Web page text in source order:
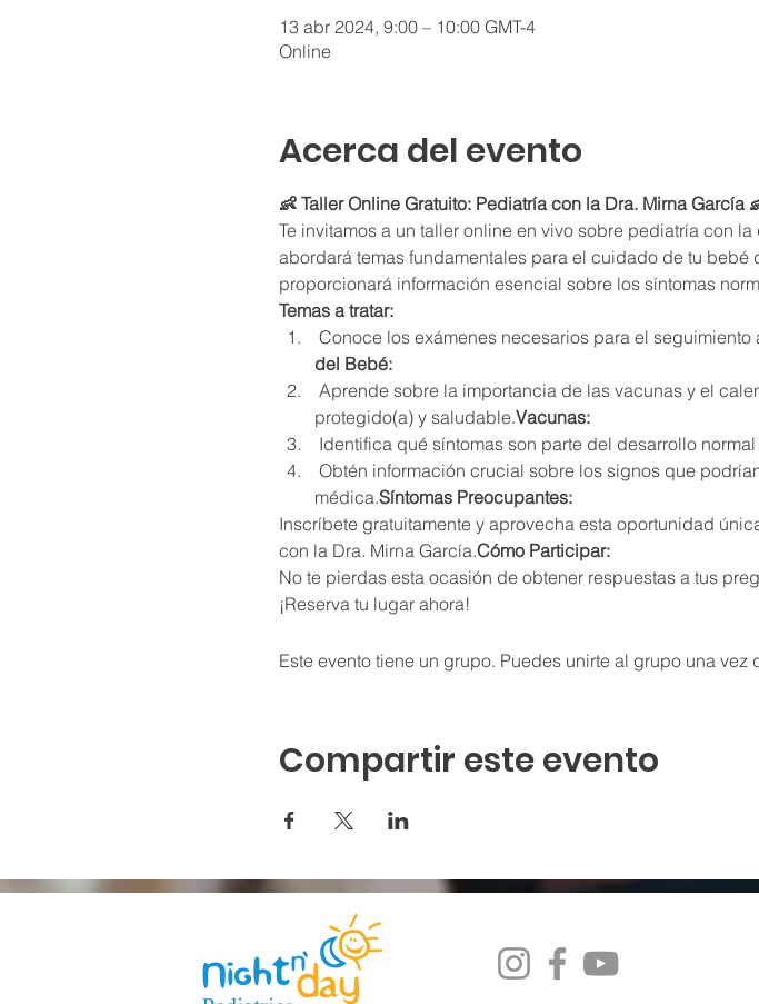
13 abr 2024, 9:00 – 10:00 GMT-4
Online
Acerca del evento
👶 Taller Online Gratuito: Pediatría con la Dra. Mirna García
Te invitamos a un taller online en vivo sobre pediatría con
abordará temas fundamentales para el cuidado de tu
proporcionará información esencial sobre los síntomas
Temas a tratar:
Conoce los exámenes necesarios para el
del Bebé:
protegido(a) y saludable.Vacunas:
Identifica qué síntomas son parte del desarrollo
médica.Síntomas Preocupantes:
Inscríbete gratuitamente y aprovecha esta oportunidad
con la Dra. Mirna García.Cómo Participar:
No te pierdas esta ocasión de obtener respuestas a tus
¡Reserva tu lugar ahora!
Este evento tiene un grupo. Puedes unirte al grupo una vez
Compartir este evento